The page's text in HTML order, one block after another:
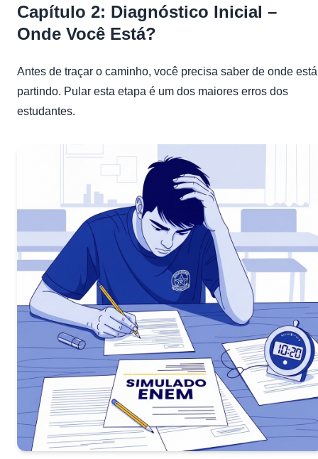
Capítulo 2: Diagnóstico Inicial –
Onde Você Está?
Antes de traçar o caminho, você precisa saber de onde está
partindo. Pular esta etapa é um dos maiores erros dos
estudantes.